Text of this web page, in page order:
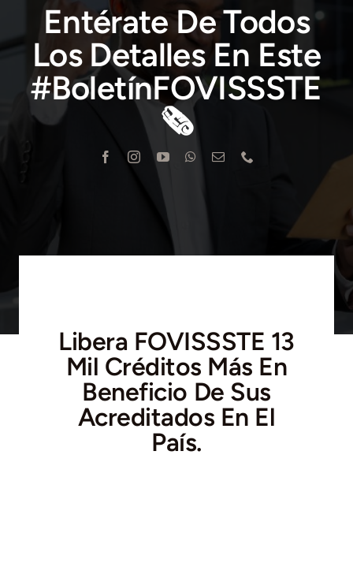
Crédito
Club Lega
Blog
Entérate De Todos
Los Detalles En Este
#BoletínFOVISSSTE
🗞
Libera FOVISSSTE 13
Mil Créditos Más En
Beneficio De Sus
Acreditados En El
País.